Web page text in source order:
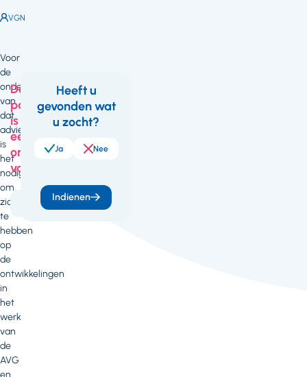
Auteur:
VGN
Voor
de
onderbouwing
van
dat
advies
is
het
nodig
om
zicht
te
hebben
op
de
ontwikkelingen
in
het
werk
van
de
AVG
en
Deze
pagina
is
een
onderdeel
van
Arbeidszaken
Feedback
Heeft u
gevonden wat
u zocht?
Ja Nee
Indienen